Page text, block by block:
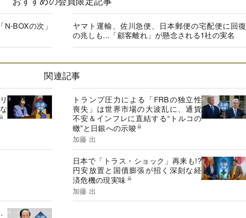
BOXの次」
ヤマト運輸、佐川急便、日本郵便の宅配便に回復
の兆しも...「顧客離れ」が懸念される1社の実名
関連記事
トランプ圧力による「FRBの独立性
喪失」は世界市場の大波乱に、通貨
不安＆インフレに直結する“トルコの
轍”と日銀への示唆
加藤 出
日本で「トラス・ショック」再来も!?
円安放置と国債膨張が招く深刻な経
済危機の現実味
加藤 出